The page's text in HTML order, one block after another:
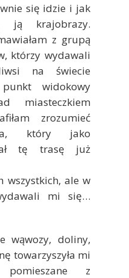
się idzie i jak
ją krajobrazy.
z grupą
którzy wydawali
na świecie
widokowy
miasteczkiem
zrozumieć
który jako
tę trasę już
wszystkich, ale w
mi się…
wąwozy, doliny,
towarzyszyła mi
pomieszane z